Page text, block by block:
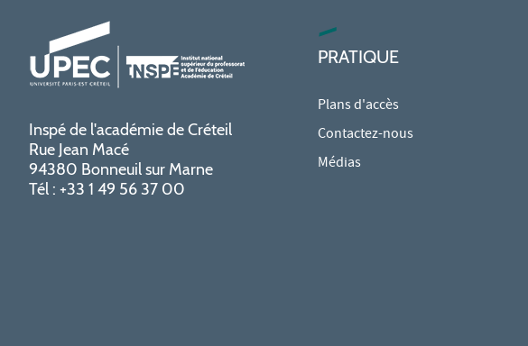
Inspé de l'académie de Créteil
Rue Jean Macé
94380 Bonneuil sur Marne
Tél : +33 1 49 56 37 00
PRATIQUE
Plans d'accès
Contactez-nous
Médias